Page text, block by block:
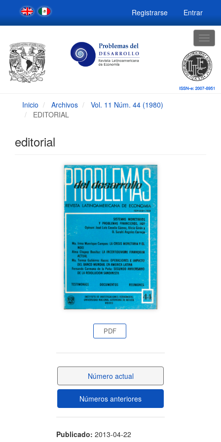
Navegación
principal
Contenido
Barra
lateral
Registrarse Entrar
Inicio Archivos
Vol. 11 Núm. 44 (1980)
EDITORIAL
editorial
PDF
Número actual
Números anteriores
Publicado: 2013-04-22